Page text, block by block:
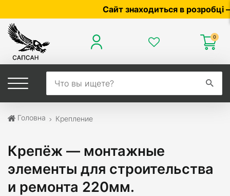
Сайт знаходиться в розробці — по
0
Головна Крепление
Крепёж — монтажные
элементы для строительства
и ремонта 220мм.